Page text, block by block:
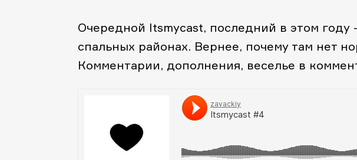
Очередной Itsmycast, последний в этом
спальных районах. Вернее, почему там нет
Комментарии, дополнения, веселье в